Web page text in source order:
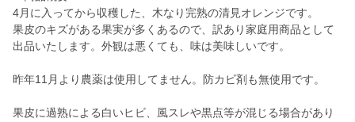
4月に入ってから収穫した、木なり完熟の清見オレンジです。
果皮のキズがある果実が多くあるので、訳あり家庭用商品として
出品いたします。外観は悪くても、味は美味しいです。
昨年11月より農薬は使用してません。防カビ剤も無使用です。
果皮に過熟による白いヒビ、風スレや黒点等が混じる場合があり